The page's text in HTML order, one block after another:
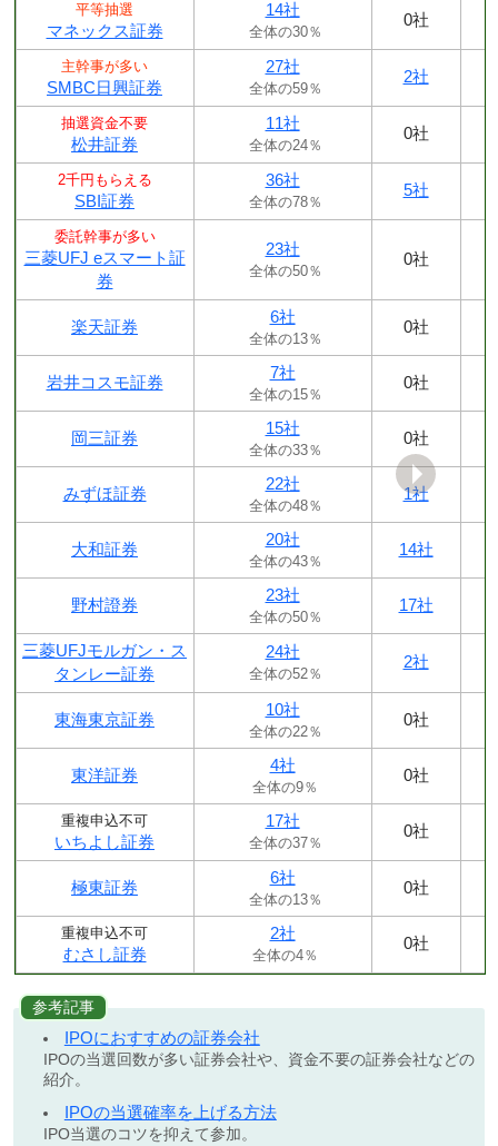
平等抽選
マネックス証券
14社
全体の30％
0社
主幹事が多い
SMBC日興証券
27社
全体の59％
2社
抽選資金不要
松井証券
11社
全体の24％
0社
2千円もらえる
SBI証券
36社
全体の78％
5社
委託幹事が多い
三菱UFJ eスマート証
券
23社
全体の50％
0社
楽天証券
6社
全体の13％
0社
岩井コスモ証券
7社
全体の15％
0社
岡三証券
15社
全体の33％
0社
みずほ証券
22社
全体の48％
1社
大和証券
20社
全体の43％
14社
野村證券
23社
全体の50％
17社
三菱UFJモルガン・ス
タンレー証券
24社
全体の52％
2社
東海東京証券
10社
全体の22％
0社
東洋証券
4社
全体の9％
0社
重複申込不可
いちよし証券
17社
全体の37％
0社
極東証券
6社
全体の13％
0社
重複申込不可
むさし証券
2社
全体の4％
0社
参考記事
IPOにおすすめの証券会社
IPOの当選回数が多い証券会社や、資金不要の証券会社などの
紹介。
IPOの当選確率を上げる方法
IPO当選のコツを抑えて参加。